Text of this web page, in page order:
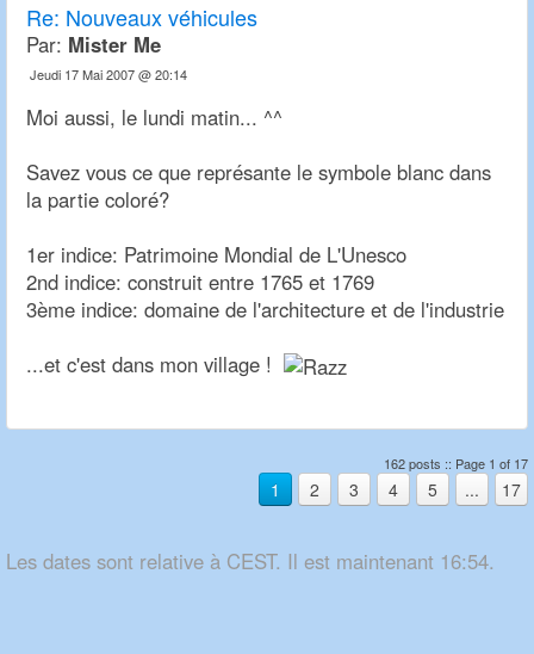
Re: Nouveaux véhicules
Par: Mister Me
Jeudi 17 Mai 2007 @ 20:14
Moi aussi, le lundi matin... ^^
Savez vous ce que représante le symbole blanc dans
la partie coloré?
1er indice: Patrimoine Mondial de L'Unesco
2nd indice: construit entre 1765 et 1769
3ème indice: domaine de l'architecture et de l'industrie
...et c'est dans mon village !
162 posts :: Page 1 of 17
1 2 3 4 5 ... 17
Les dates sont relative à CEST. Il est maintenant 16:54.